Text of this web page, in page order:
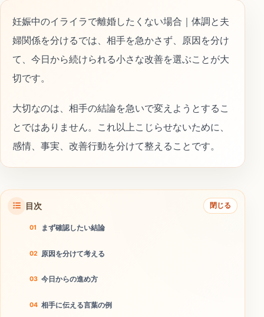
妊娠中のイライラで離婚したくない場合｜体調と夫
婦関係を分けるでは、相手を急かさず、原因を分け
て、今日から続けられる小さな改善を選ぶことが大
切です。
大切なのは、相手の結論を急いで変えようとするこ
とではありません。これ以上こじらせないために、
感情、事実、改善行動を分けて整えることです。
目次 閉じる
まず確認したい結論
原因を分けて考える
今日からの進め方
相手に伝える言葉の例